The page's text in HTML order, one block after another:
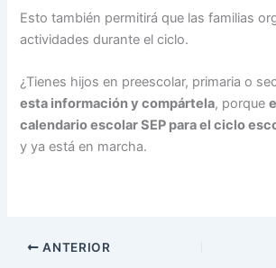
Esto también permitirá que las familias
actividades durante el ciclo.
¿Tienes hijos en preescolar, primaria o
esta información y compártela, porque
calendario escolar SEP para el ciclo
y ya está en marcha.
ANTERIOR